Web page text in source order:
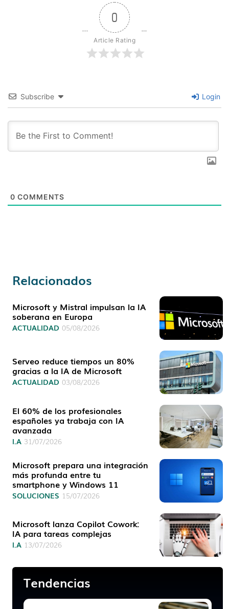
0
Article Rating
Subscribe Login
0 COMMENTS
Relacionados
Microsoft y Mistral impulsan la IA
soberana en Europa
ACTUALIDAD 05/08/2026
Serveo reduce tiempos un 80%
gracias a la IA de Microsoft
ACTUALIDAD 03/08/2026
El 60% de los profesionales
españoles ya trabaja con IA
avanzada
I.A 31/07/2026
Microsoft prepara una integración
más profunda entre tu
smartphone y Windows 11
SOLUCIONES 15/07/2026
Microsoft lanza Copilot Cowork:
IA para tareas complejas
I.A 13/07/2026
Tendencias